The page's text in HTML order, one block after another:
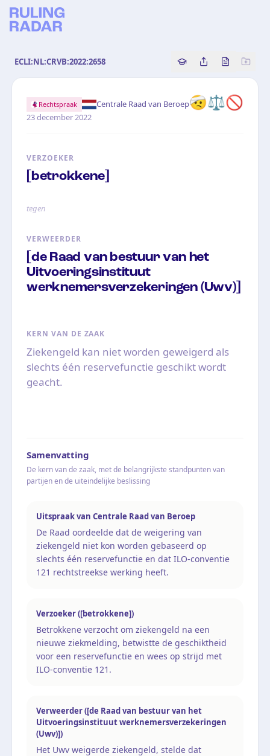
ECLI:NL:CRVB:2022:2658 Copy source
Share this
Bekijk
🤕⚖️🚫
Rechtspraak Centrale Raad van Beroep·
23 december 2022
VERZOEKER
[betrokkene]
tegen
VERWEERDER
[de Raad van bestuur van het
Uitvoeringsinstituut
werknemersverzekeringen (Uwv)]
KERN VAN DE ZAAK
Ziekengeld kan niet worden geweigerd als
slechts één reservefunctie geschikt wordt
geacht.
Samenvatting
De kern van de zaak, met de belangrijkste standpunten van
partijen en de uiteindelijke beslissing
Uitspraak van Centrale Raad van Beroep
De Raad oordeelde dat de weigering van
ziekengeld niet kon worden gebaseerd op
slechts één reservefunctie en dat ILO-conventie
121 rechtstreekse werking heeft.
Verzoeker ([betrokkene])
Betrokkene verzocht om ziekengeld na een
nieuwe ziekmelding, betwistte de geschiktheid
voor een reservefunctie en wees op strijd met
ILO-conventie 121.
Verweerder ([de Raad van bestuur van het
Uitvoeringsinstituut werknemersverzekeringen
(Uwv)])
Het Uwv weigerde ziekengeld, stelde dat